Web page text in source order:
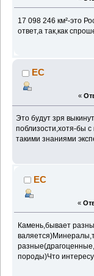
17 098 246 км²-это
ответ,а так,как
EC
«
Это будут зря
поблизости,хотя-бы
такими знаниями
EC
«
Камень,бывает
породы)Что